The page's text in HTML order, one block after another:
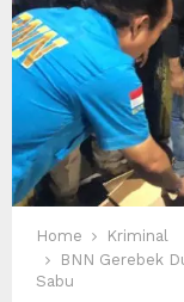
Home
Kriminal
BNN Gerebek
Sabu